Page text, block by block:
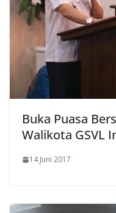
Buka Puasa
Walikota GSVL
14 Juni 2017